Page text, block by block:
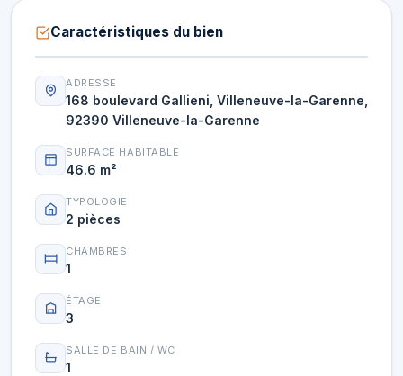
Caractéristiques du bien
ADRESSE
168 boulevard Gallieni, Villeneuve-la-Garenne,
92390 Villeneuve-la-Garenne
SURFACE HABITABLE
46.6 m²
TYPOLOGIE
2 pièces
CHAMBRES
1
ÉTAGE
3
SALLE DE BAIN / WC
1